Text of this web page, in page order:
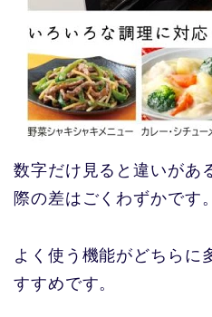
数字だけ見ると違いがあ
際の差はごくわずかです。
よく使う機能がどちらに
すすめです。